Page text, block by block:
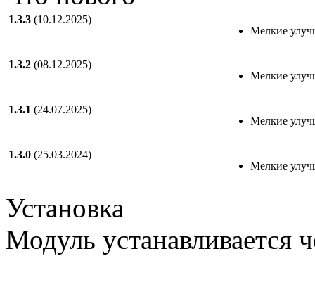
1.3.3 (10.12.2025)
Мелкие
1.3.2 (08.12.2025)
Мелкие
1.3.1 (24.07.2025)
Мелкие
1.3.0 (25.03.2024)
Мелкие
Установка
Модуль устанавливается